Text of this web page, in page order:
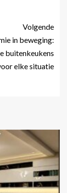
Volgende
in beweging:
buitenkeukens
elke situatie